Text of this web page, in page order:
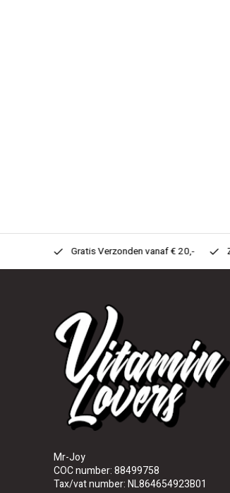
Gratis Verzonden vanaf € 20,-
Mr-Joy
COC number: 88499758
Tax/vat number: NL864654923B01